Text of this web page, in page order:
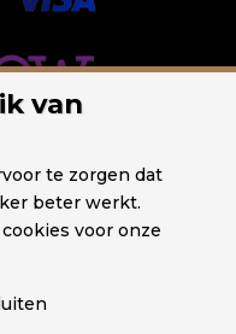
van
te zorgen dat
beter werkt.
voor onze